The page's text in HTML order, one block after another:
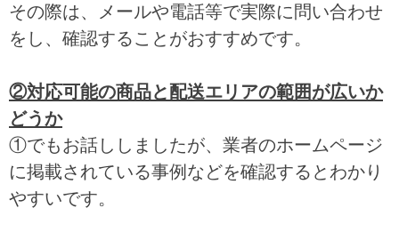
その際は、メールや電話等で実際に問い合わせ
をし、確認することがおすすめです。
②対応可能の商品と配送エリアの範囲が広いか
どうか
①でもお話ししましたが、業者のホームページ
に掲載されている事例などを確認するとわかり
やすいです。